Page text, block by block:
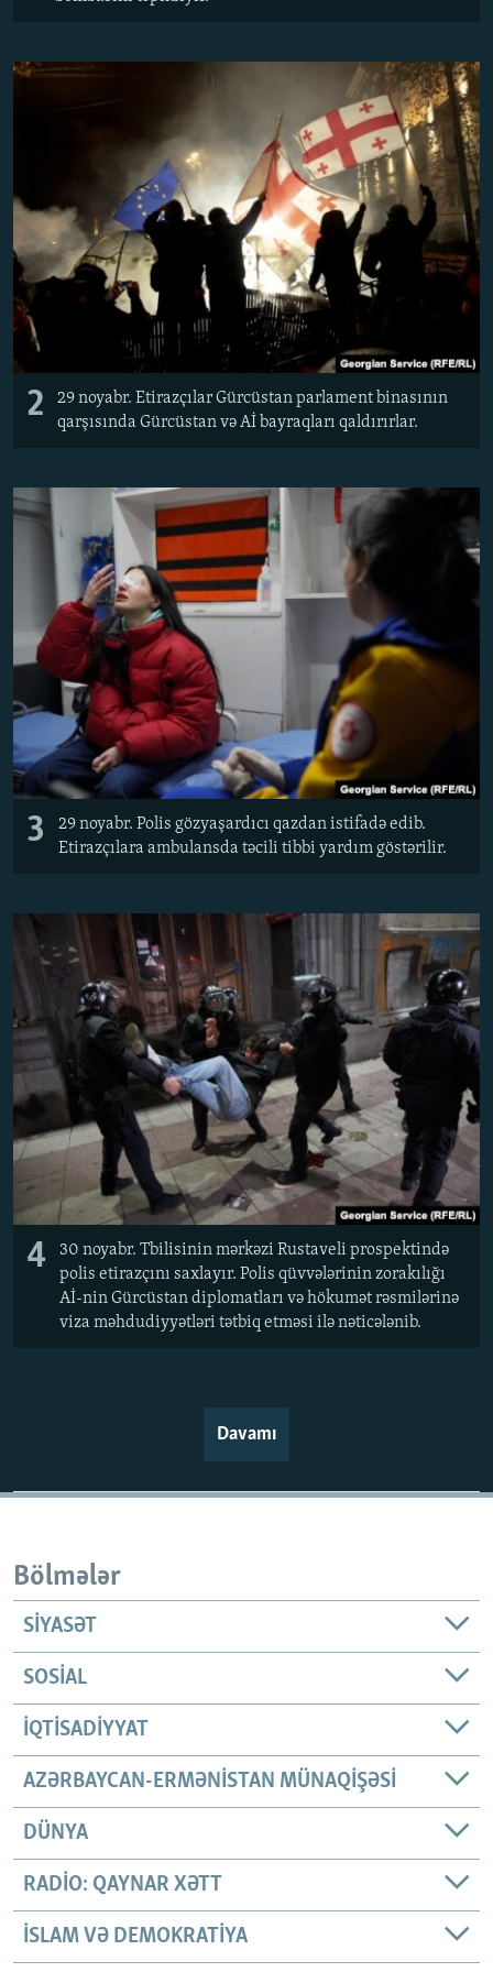
2
29 noyabr. Etirazçılar Gürcüstan parlament binasının
qarşısında Gürcüstan və Aİ bayraqları qaldırırlar.
3
29 noyabr. Polis gözyaşardıcı qazdan istifadə edib.
Etirazçılara ambulansda təcili tibbi yardım göstərilir.
4
30 noyabr. Tbilisinin mərkəzi Rustaveli prospektində
polis etirazçını saxlayır. Polis qüvvələrinin zorakılığı
Aİ-nin Gürcüstan diplomatları və hökumət rəsmilərinə
viza məhdudiyyətləri tətbiq etməsi ilə nəticələnib.
Davamı
Bölmələr
SIYASƏT
SOSIAL
İQTISADIYYAT
AZƏRBAYCAN-ERMƏNISTAN MÜNAQIŞƏSI
DÜNYA
RADIO: QAYNAR XƏTT
İSLAM VƏ DEMOKRATIYA